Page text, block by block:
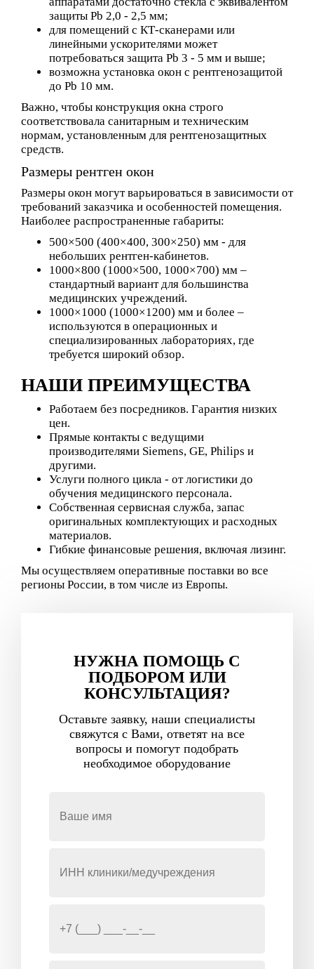
защиты Pb 2,0 - 2,5 мм;
для помещений с КТ-сканерами или
линейными ускорителями может
потребоваться защита Pb 3 - 5 мм и выше;
возможна установка окон с рентгенозащитой
до Pb 10 мм.
Важно, чтобы конструкция окна строго
соответствовала санитарным и техническим
нормам, установленным для рентгенозащитных
средств.
Размеры рентген окон
Размеры окон могут варьироваться в зависимости от
требований заказчика и особенностей помещения.
Наиболее распространенные габариты:
500×500 (400×400, 300×250) мм - для
небольших рентген-кабинетов.
1000×800 (1000×500, 1000×700) мм –
стандартный вариант для большинства
медицинских учреждений.
1000×1000 (1000×1200) мм и более –
используются в операционных и
специализированных лабораториях, где
требуется широкий обзор.
НАШИ ПРЕИМУЩЕСТВА
Работаем без посредников. Гарантия низких
цен.
Прямые контакты с ведущими
производителями Siemens, GE, Philips и
другими.
Услуги полного цикла - от логистики до
обучения медицинского персонала.
Собственная сервисная служба, запас
оригинальных комплектующих и расходных
материалов.
Гибкие финансовые решения, включая лизинг.
Мы осуществляем оперативные поставки во все
регионы России, в том числе из Европы.
НУЖНА ПОМОЩЬ С
ПОДБОРОМ ИЛИ
КОНСУЛЬТАЦИЯ?
Оставьте заявку, наши специалисты
свяжутся с Вами, ответят на все
вопросы и помогут подобрать
необходимое оборудование